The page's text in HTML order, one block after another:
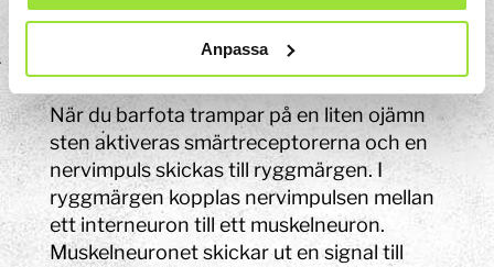
Anpassa
finns även neuron som signalerar till de
motsatta musklerna/antagonistiska så de
När du barfota trampar på en liten ojämn
sten aktiveras smärtreceptorerna och en
nervimpuls skickas till ryggmärgen. I
ryggmärgen kopplas nervimpulsen mellan
ett interneuron till ett muskelneuron.
Muskelneuronet skickar ut en signal till